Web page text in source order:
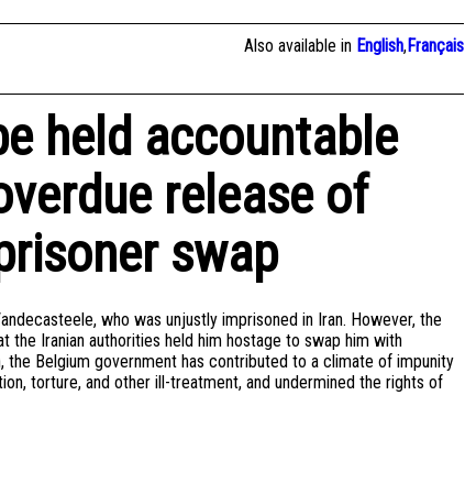
Also available in English,Français
held accountable
release of
swap
who was unjustly imprisoned in Iran. However, the
the Iranian authorities held him hostage to swap him with
the Belgium government has contributed to a climate of impunity
torture, and other ill-treatment, and undermined the rights of